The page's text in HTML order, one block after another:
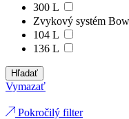
300 L
Zvykový systém
104 L
136 L
Hľadať
Vymazať
Pokročilý filter